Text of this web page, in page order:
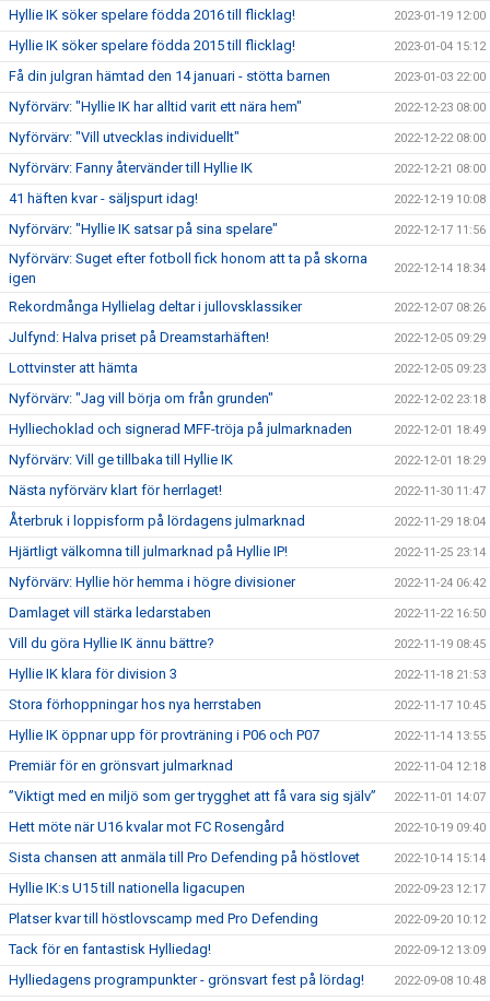
Hyllie IK söker spelare födda 2016 till flicklag! 2023-01-19 12:00
Hyllie IK söker spelare födda 2015 till flicklag! 2023-01-04 15:12
Få din julgran hämtad den 14 januari - stötta barnen 2023-01-03 22:00
Nyförvärv: "Hyllie IK har alltid varit ett nära hem" 2022-12-23 08:00
Nyförvärv: "Vill utvecklas individuellt" 2022-12-22 08:00
Nyförvärv: Fanny återvänder till Hyllie IK 2022-12-21 08:00
41 häften kvar - säljspurt idag! 2022-12-19 10:08
Nyförvärv: "Hyllie IK satsar på sina spelare" 2022-12-17 11:56
Nyförvärv: Suget efter fotboll fick honom att ta på skorna
igen
2022-12-14 18:34
Rekordmånga Hyllielag deltar i jullovsklassiker 2022-12-07 08:26
Julfynd: Halva priset på Dreamstarhäften! 2022-12-05 09:29
Lottvinster att hämta 2022-12-05 09:23
Nyförvärv: "Jag vill börja om från grunden" 2022-12-02 23:18
Hylliechoklad och signerad MFF-tröja på julmarknaden 2022-12-01 18:49
Nyförvärv: Vill ge tillbaka till Hyllie IK 2022-12-01 18:29
Nästa nyförvärv klart för herrlaget! 2022-11-30 11:47
Återbruk i loppisform på lördagens julmarknad 2022-11-29 18:04
Hjärtligt välkomna till julmarknad på Hyllie IP! 2022-11-25 23:14
Nyförvärv: Hyllie hör hemma i högre divisioner 2022-11-24 06:42
Damlaget vill stärka ledarstaben 2022-11-22 16:50
Vill du göra Hyllie IK ännu bättre? 2022-11-19 08:45
Hyllie IK klara för division 3 2022-11-18 21:53
Stora förhoppningar hos nya herrstaben 2022-11-17 10:45
Hyllie IK öppnar upp för provträning i P06 och P07 2022-11-14 13:55
Premiär för en grönsvart julmarknad 2022-11-04 12:18
”Viktigt med en miljö som ger trygghet att få vara sig själv” 2022-11-01 14:07
Hett möte när U16 kvalar mot FC Rosengård 2022-10-19 09:40
Sista chansen att anmäla till Pro Defending på höstlovet 2022-10-14 15:14
Hyllie IK:s U15 till nationella ligacupen 2022-09-23 12:17
Platser kvar till höstlovscamp med Pro Defending 2022-09-20 10:12
Tack för en fantastisk Hylliedag! 2022-09-12 13:09
Hylliedagens programpunkter - grönsvart fest på lördag! 2022-09-08 10:48